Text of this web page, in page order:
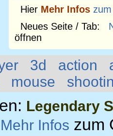
Hier Mehr Infos
Neues Seite / Tab:
öffnen
3d action
mouse
Legendary
Mehr Infos zum